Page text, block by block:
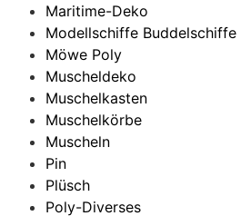
Maritime-Deko
Modellschiffe Buddelschiffe
Möwe Poly
Muscheldeko
Muschelkasten
Muschelkörbe
Muscheln
Pin
Plüsch
Poly-Diverses